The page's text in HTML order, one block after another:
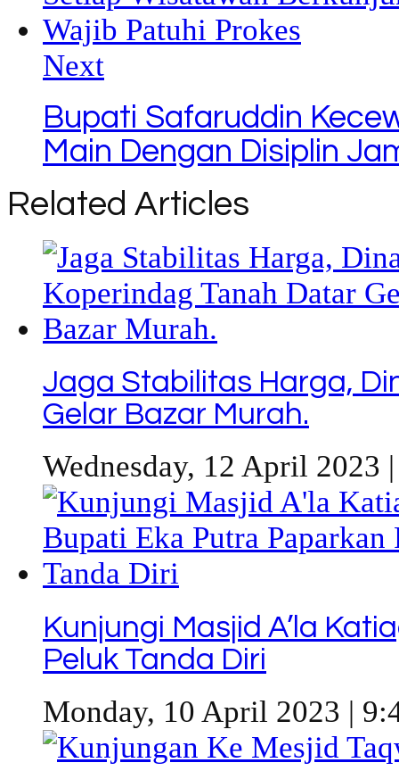
Next
Bupati Safaruddin
Main Dengan Disiplin
Related Articles
Jaga Stabilitas Harga,
Gelar Bazar Murah.
Wednesday, 12 April 2023
Kunjungi Masjid A’la
Peluk Tanda Diri
Monday, 10 April 2023 |